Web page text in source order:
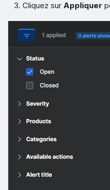
Cliquez surAppliquer